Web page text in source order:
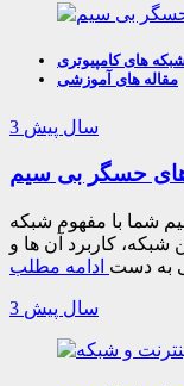
های کامپیوتری
مقاله های آموزشی
3 سال پیش
های حسگر بی سیم
شما با مفهوم شبکه
کاربرد آن ها و
به دست ادامه مطلب
3 سال پیش